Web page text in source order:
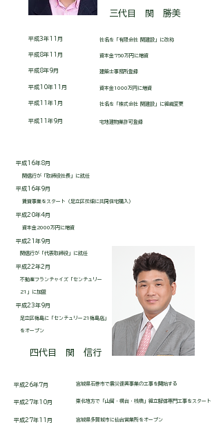
三代目 関 勝美
平成3年11月
平成8年11月
平成8年9月
平成10年11月
平成11年1月
社名を「有限会社 関建設」に改称
資本金750万円に増資
建築士事務所登録
資本金1000万円に増資
社名を「株式会社 関建設」に組織変更
平成11年9月 宅地建物業許可登録
平成16年8月
平成16年9月
関信行が「取締役社長」に就任
賃貸事業をスタート（足立区花畑に共同住宅購入）
平成20年4月
資本金2000万円に増資
平成21年9月
平成22年2月
平成23年9月
四代目 関 信行
関信行が「代表取締役」に就任
不動産フランチャイズ「センチュリー
21」に加盟
足立区梅島に「センチュリー21梅島店」
をオープン
宮城県石巻市で震災復興事業の工事を開始する
平成26年7月
平成27年10月 東北地方で「山留・構台・桟橋」組立解体専門工事をスタート
平成27年11月 宮城県多賀城市に仙台営業所をオープン